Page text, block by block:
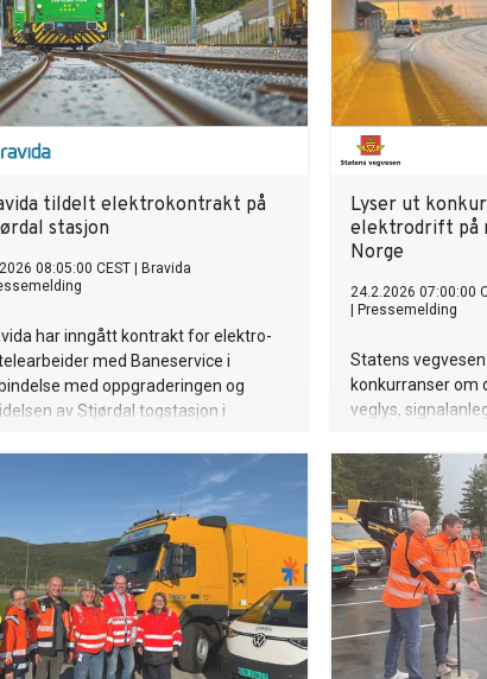
tildelt elektrokontrakt på
stasjon
08:05:00 CEST
Bravida
har inngått kontrakt for elektro-
med Baneservice i
med oppgraderingen og
av Stjørdal togstasjon i
Lyser ut
elektrodrift på
Norge
24.2.2026 07:00:00
Pressemelding
Statens
konkurranser om
veglys,
Trøndelag og